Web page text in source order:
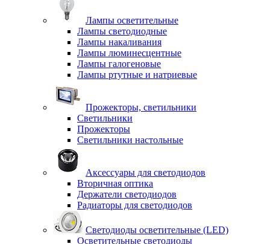
Лампы осветительные
Лампы светодиодные
Лампы накаливания
Лампы люминесцентные
Лампы галогеновые
Лампы ртутные и натриевые
Прожекторы, светильники
Светильники
Прожекторы
Светильники настольные
Аксессуары для светодиодов
Вторичная оптика
Держатели светодиодов
Радиаторы для светодиодов
Светодиоды осветительные (LED)
Осветительные светодиоды